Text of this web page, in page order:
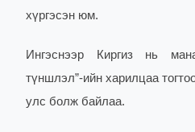
хүргэсэн юм.
Ингэснээр Киргиз нь
түншлэл”-ийн харилцаа
улс болж байлаа.